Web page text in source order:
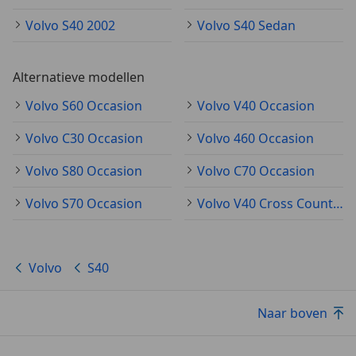
Volvo S40 2002
Volvo S40 Sedan
Alternatieve modellen
Volvo S60 Occasion
Volvo V40 Occasion
Volvo C30 Occasion
Volvo 460 Occasion
Volvo S80 Occasion
Volvo C70 Occasion
Volvo S70 Occasion
Volvo V40 Cross Country Occasion
Volvo S40
Naar boven